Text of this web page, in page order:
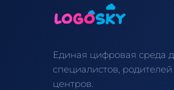
Единая цифровая среда
специалистов,
центров.